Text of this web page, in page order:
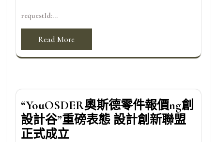
requestId:...
Read More
“YouOSDER奧斯德零件報價ng創
設計谷”重磅表態 設計創新聯盟
正式成立